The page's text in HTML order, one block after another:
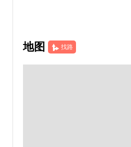
地图 找路